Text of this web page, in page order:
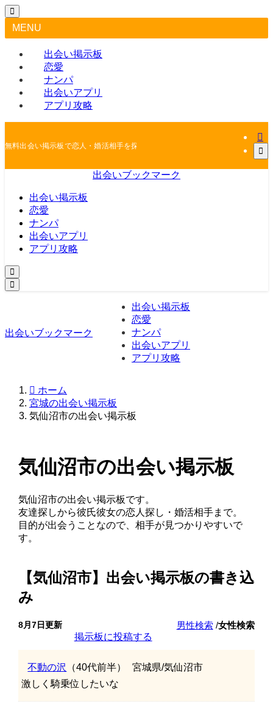
MENU
出会い掲示板
恋愛
ナンパ
出会いアプリ
アプリ攻略
無料出会い掲示板で恋人・婚活相手を探しちゃおう
出会いブックマーク
出会い掲示板
恋愛
ナンパ
出会いアプリ
アプリ攻略
出会いブックマーク
出会い掲示板
恋愛
ナンパ
出会いアプリ
アプリ攻略
ホーム
宮城の出会い掲示板
気仙沼市の出会い掲示板
気仙沼市の出会い掲示板
気仙沼市の出会い掲示板です。
友達探しから彼氏彼女の恋人探し・婚活相手まで。
目的が出会うことなので、相手が見つかりやすいで
す。
【気仙沼市】出会い掲示板の書き込
み
8月7日更新 男性検索/女性検索
掲示板に投稿する
不動の沢 （40代前半）
宮城県/気仙沼市
激しく騎乗位したいな